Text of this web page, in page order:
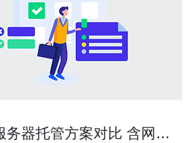
务器托管方案对比 含网络